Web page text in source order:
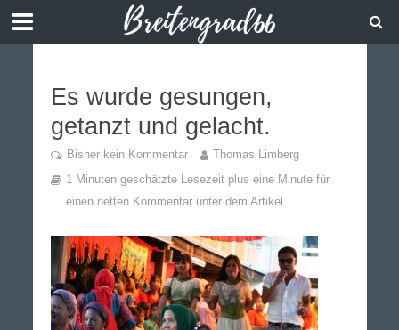
Es wurde gesungen,
getanzt und gelacht.
Bisher kein Kommentar
Thomas Limberg
1 Minuten geschätzte Lesezeit plus eine Minute für
einen netten Kommentar unter dem Artikel